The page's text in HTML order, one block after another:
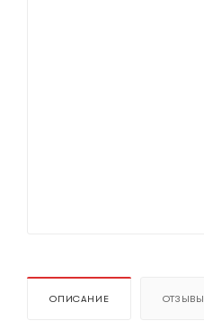
ОПИСАНИЕ ОТЗЫВЫ